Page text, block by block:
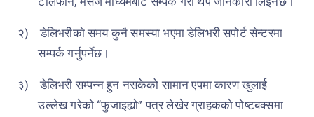
२)
डेलिभरीको समय कुनै समस्या भएमा डेलिभरी सपोर्ट सेन्टरमा
सम्पर्क गर्नुपर्नेछ।
३)
डेलिभरी सम्पन्न हुन नसकेको सामान एपमा कारण खुलाई
उल्लेख गरेको “फुजाइह्यो” पत्र लेखेर ग्राहकको पोष्टबक्समा